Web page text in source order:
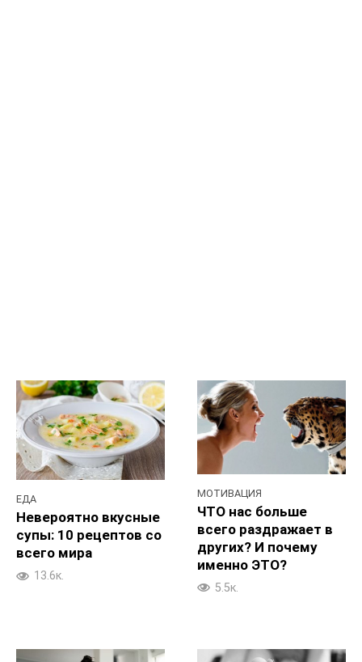
ЕДА
Невероятно вкусные
супы: 10 рецептов со
всего мира
13.6к.
МОТИВАЦИЯ
ЧТО нас больше
всего раздражает в
других? И почему
именно ЭТО?
5.5к.